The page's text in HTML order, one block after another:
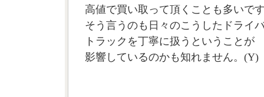
高値で買い取って頂くことも多いで
そう言うのも日々のこうしたドライ
トラックを丁寧に扱うということが
影響しているのかも知れません。(Y)